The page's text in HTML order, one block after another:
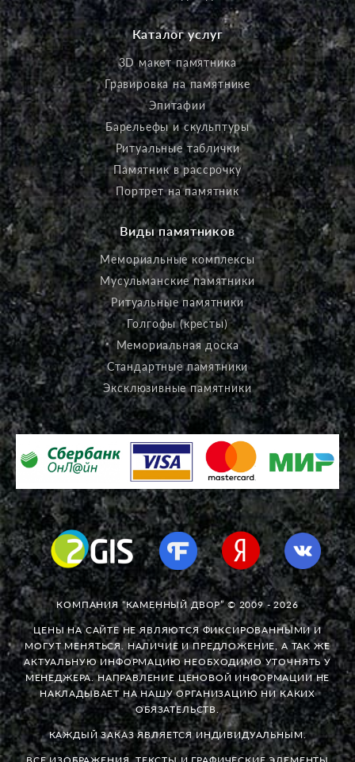
Каталог услуг
3D макет памятника
Гравировка на памятнике
Эпитафии
Барельефы и скульптуры
Ритуальные таблички
Памятник в рассрочку
Портрет на памятник
Виды памятников
Мемориальные комплексы
Мусульманские памятники
Ритуальные памятники
Голгофы (кресты)
Мемориальная доска
Стандартные памятники
Эксклюзивные памятники
КОМПАНИЯ “КАМЕННЫЙ ДВОР” © 2009 - 2026
ЦЕНЫ НА САЙТЕ НЕ ЯВЛЯЮТСЯ ФИКСИРОВАННЫМИ И
МОГУТ МЕНЯТЬСЯ. НАЛИЧИЕ И ПРЕДЛОЖЕНИЕ, А ТАК ЖЕ
АКТУАЛЬНУЮ ИНФОРМАЦИЮ НЕОБХОДИМО УТОЧНЯТЬ У
МЕНЕДЖЕРА. НАПРАВЛЕНИЕ ЦЕНОВОЙ ИНФОРМАЦИИ НЕ
НАКЛАДЫВАЕТ НА НАШУ ОРГАНИЗАЦИЮ НИ КАКИХ
ОБЯЗАТЕЛЬСТВ.
КАЖДЫЙ ЗАКАЗ ЯВЛЯЕТСЯ ИНДИВИДУАЛЬНЫМ.